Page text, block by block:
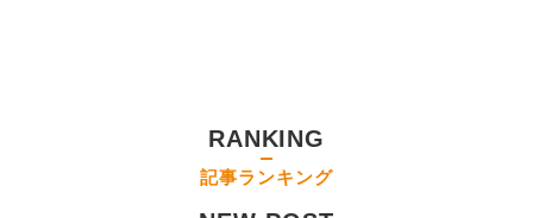
RANKING
記事ランキング